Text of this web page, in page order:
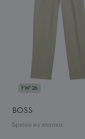
FW'26
BOSS
Брюки из хлопка